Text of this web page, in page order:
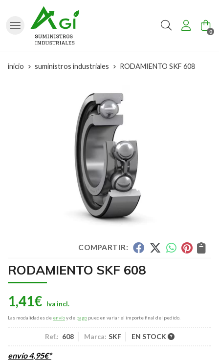
Buscar 0
inicio suministros industriales RODAMIENTO SKF 608
COMPARTIR:
RODAMIENTO SKF 608
1,41€
Las modalidades de envíoy de pago pueden variar el importe final del pedido.
Ref.: 608 Marca: SKF EN STOCK
envío4,95€*